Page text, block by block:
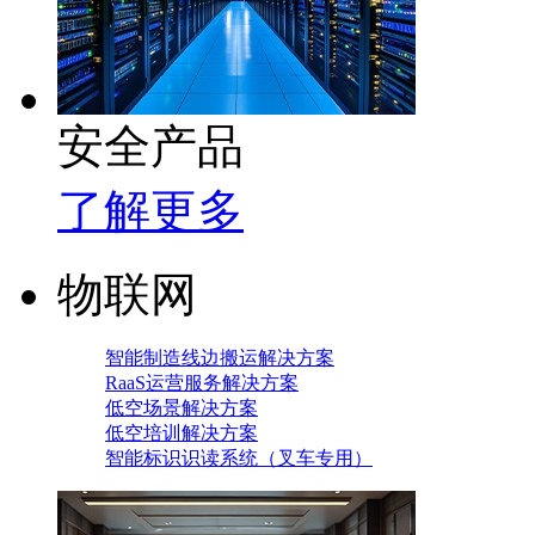
安全产品
了解更多
物联网
智能制造线边搬运解决方案
RaaS运营服务解决方案
低空场景解决方案
低空培训解决方案
智能标识识读系统（叉车专用）